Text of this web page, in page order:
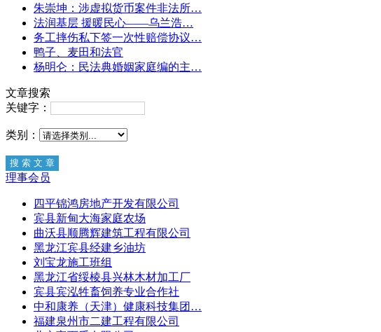
朱崇坤：涉虚拟货币案件非法所…
法润基层 援暖民心——乌兰浩…
务工摔伤私下签一次性赔偿协议…
鸭子、麦田和法官
杨明仑：民法典婚姻家庭编的主…
文章搜索
关键字：
类别：
理事会员
四平锦鸿房地产开发有限公司
宾县新甸大海家庭农场
曲沃县顺腾辉建筑工程有限公司
黑龙江宾县经建乡油坊
刘宝龙施工班组
黑龙江省绥棱县兴林木材加工厂
宾县宾泓牲畜饲养专业合作社
中和康养（天津）健康科技集团…
福建泉州市二建工程有限公司